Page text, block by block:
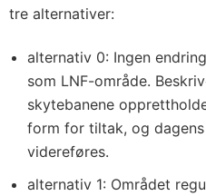
tre alternativer:
alternativ 0: Ingen
som LNF-område.
skytebanene
form for tiltak, og
videreføres.
alternativ 1: Området